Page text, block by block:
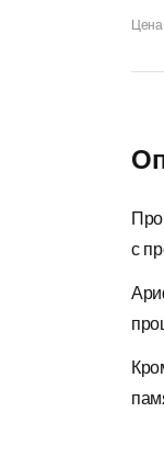
с